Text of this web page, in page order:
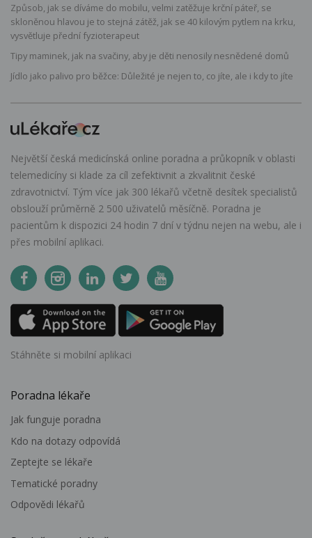
Způsob, jak se díváme do mobilu, velmi zatěžuje krční páteř, se
skloněnou hlavou je to stejná zátěž, jak se 40 kilovým pytlem na krku,
vysvětluje přední fyzioterapeut
Tipy maminek, jak na svačiny, aby je děti nenosily nesnědené domů
Jídlo jako palivo pro běžce: Důležité je nejen to, co jíte, ale i kdy to jíte
Největší česká medicínská online poradna a průkopník v oblasti
telemedicíny si klade za cíl zefektivnit a zkvalitnit české
zdravotnictví. Tým více jak 300 lékařů včetně desítek specialistů
obslouží průměrně 2 500 uživatelů měsíčně. Poradna je
pacientům k dispozici 24 hodin 7 dní v týdnu nejen na webu, ale i
přes mobilní aplikaci.
Stáhněte si mobilní aplikaci
Poradna lékaře
Jak funguje poradna
Kdo na dotazy odpovídá
Zeptejte se lékaře
Tematické poradny
Odpovědi lékařů